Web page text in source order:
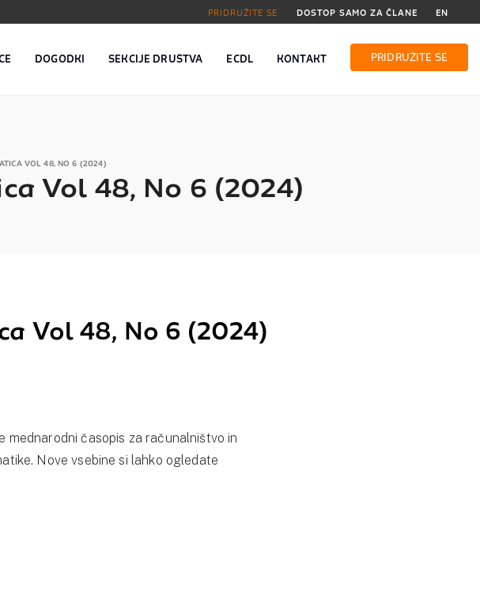
PRIDRUŽITE SE DOSTOP SAMO ZA ČLANE EN
DOGODKI SEKCIJE DRUŠTVA ECDL KONTAKT PRIDRUŽITE SE
VOL 48, NO 6 (2024)
Vol 48, No 6 (2024)
Vol 48, No 6 (2024)
časopis za računalništvo in
Nove vsebine si lahko ogledate